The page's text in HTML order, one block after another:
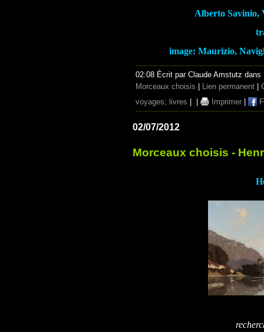
Alberto Savinio,
image: Maurizio,
02:08 Écrit par Claude Amstutz dans
Morceaux choisis
Lien permanent
voyages; livres
Imprimer
02/07/2012
Morceaux choisis -